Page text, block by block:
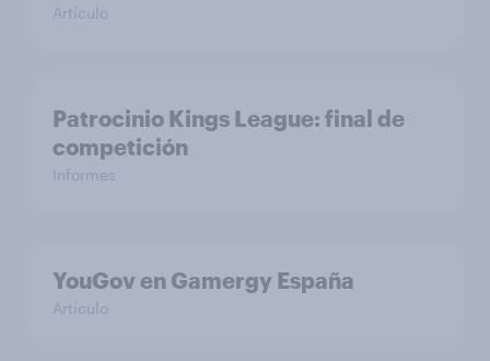
Artículo
Patrocinio Kings League: final de
competición
Informes
YouGov en Gamergy España
Artículo